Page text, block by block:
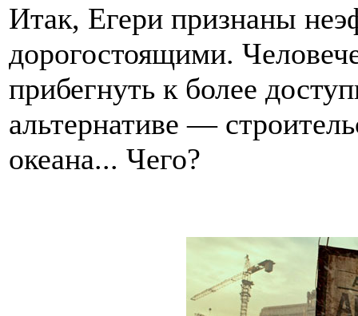
Итак, Егери признаны
дорогостоящими.
прибегнуть к более
альтернативе —
океана... Чего?